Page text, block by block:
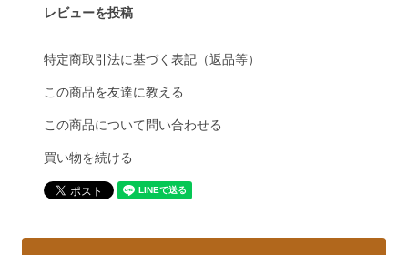
レビューを投稿
特定商取引法に基づく表記（返品等）
この商品を友達に教える
この商品について問い合わせる
買い物を続ける